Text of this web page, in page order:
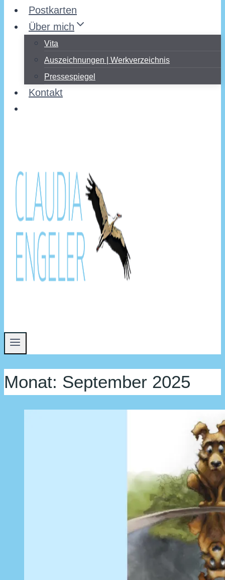
Postkarten
Über mich
Vita
Auszeichnungen | Werkverzeichnis
Pressespiegel
Kontakt
Monat: September 2025